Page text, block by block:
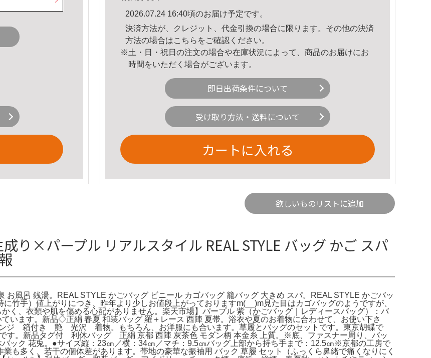
2026.07.24 16:40頃のお届け予定です。
決済方法が、クレジット、代金引換の場合に限ります。その他の決済
方法の場合はこちら をご確認ください。
※土・日・祝日の注文の場合や在庫状況によって、商品のお届けにお
時間をいただく場合がございます。
即日出荷条件について
受け取り方法・送料について
カートに入れる
欲しいものリストに追加
り×パープル リアルスタイル REAL STYLE バッグ かご スパ
お風呂 銭湯。REAL STYLE かごバッグ ビニール カゴバッグ 籠バッグ 大きめ スパ。REAL STYLE かごバッ
竹手）値上がりにつき、昨年より少しお値段上がっておりますm(__)m見た目はカゴバッグのようですが、
く、衣類や肌を傷める心配がありません。楽天市場】パープル 紫（かごバッグ｜レディースバッグ）：バ
います。新品◇正絹 春夏 和装バッグ 羅＋レース 西陣 夏帯。浴衣や夏のお着物に合わせて、お使い下さ
箱付き 艶 光沢 着物。もちろん、お洋服にも合います。草履とバッグのセットです。東京胡蝶で
す。新品タグ付 利休バッグ 正絹 京都 西陣 灰茶色 モダン柄 本金糸 上質。※底、ファスナー周り、バッ
ック 花兎。●サイズ縦：23㎝／横：34㎝／マチ：9.5㎝バッグ上部から持ち手まで：12.5㎝※京都の工房で
も多く、若干の個体差があります。帯地の豪華な振袖用 バック 草履 セット（ふっくら鼻緒で痛くなりにく